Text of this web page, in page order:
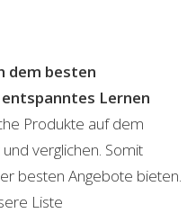
dem besten
Lernen
Produkte auf dem
verglichen. Somit
besten Angebote bieten.
Liste